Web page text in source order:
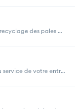
Une méthode innovante de recyclage des pales d'é...
Des agents IA autonomes au service de votre entrep...